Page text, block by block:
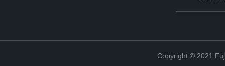
Copyright © 2021